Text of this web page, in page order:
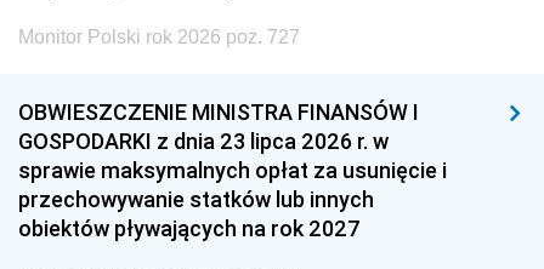
Monitor Polski rok 2026 poz. 727
OBWIESZCZENIE MINISTRA FINANSÓW I
GOSPODARKI z dnia 23 lipca 2026 r. w
sprawie maksymalnych opłat za usunięcie i
przechowywanie statków lub innych
obiektów pływających na rok 2027